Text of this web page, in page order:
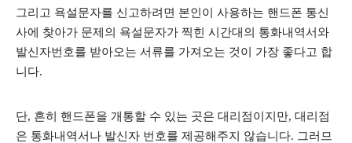
그리고 욕설문자를 신고하려면 본인이 사용하는 핸드폰 통신
사에 찾아가 문제의 욕설문자가 찍힌 시간대의 통화내역서와
발신자번호를 받아오는 서류를 가져오는 것이 가장 좋다고 합
니다.
단, 흔히 핸드폰을 개통할 수 있는 곳은 대리점이지만, 대리점
은 통화내역서나 발신자 번호를 제공해주지 않습니다. 그러므